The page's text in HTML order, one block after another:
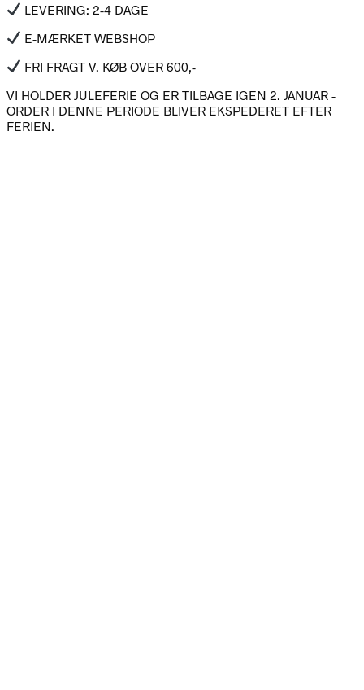
LEVERING: 2-4 DAGE
E-MÆRKET WEBSHOP
FRI FRAGT V. KØB OVER 600,-
VI HOLDER JULEFERIE OG ER TILBAGE IGEN 2. JANUAR -
ORDER I DENNE PERIODE BLIVER EKSPEDERET EFTER
FERIEN.